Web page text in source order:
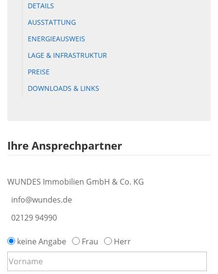
DETAILS
AUSSTATTUNG
ENERGIEAUSWEIS
LAGE & INFRASTRUKTUR
PREISE
DOWNLOADS & LINKS
Ihre Ansprechpartner
WUNDES Immobilien GmbH & Co. KG
info@wundes.de
02129 94990
keine Angabe Frau Herr